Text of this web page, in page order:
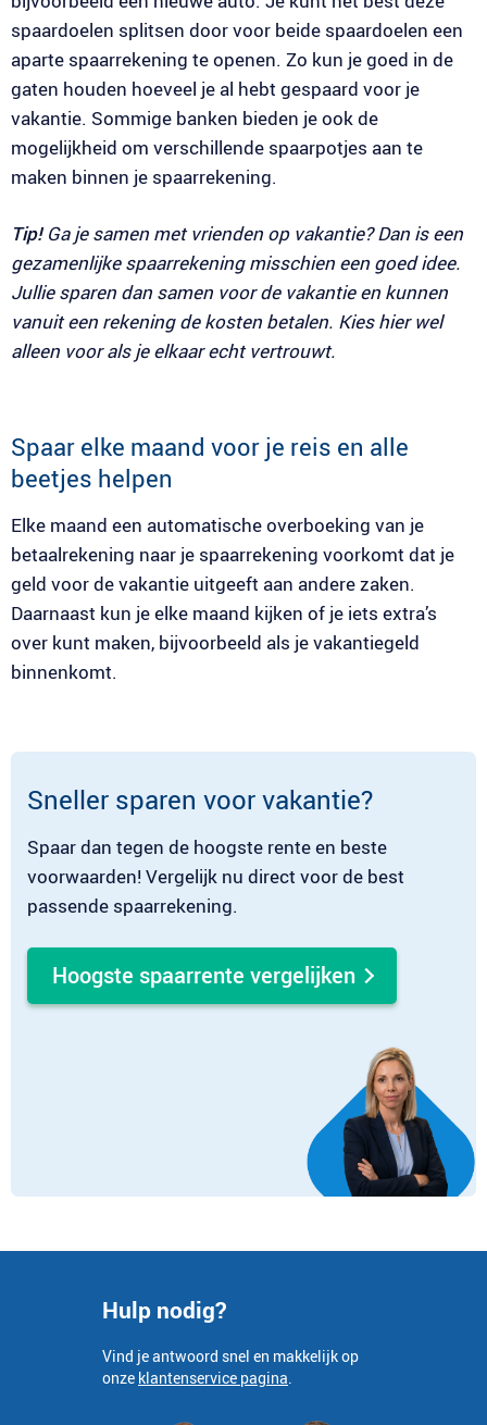
spaardoelen splitsen door voor beide spaardoelen een
aparte spaarrekening te openen. Zo kun je goed in de
gaten houden hoeveel je al hebt gespaard voor je
vakantie. Sommige banken bieden je ook de
mogelijkheid om verschillende spaarpotjes aan te
maken binnen je spaarrekening.
Tip!Ga je samen met vrienden op vakantie? Dan is een
gezamenlijke spaarrekening misschien een goed idee.
Jullie sparen dan samen voor de vakantie en kunnen
vanuit een rekening de kosten betalen. Kies hier wel
alleen voor als je elkaar echt vertrouwt.
Spaar elke maand voor je reis en alle
beetjes helpen
Elke maand een automatische overboeking van je
betaalrekening naar je spaarrekening voorkomt dat je
geld voor de vakantie uitgeeft aan andere zaken.
Daarnaast kun je elke maand kijken of je iets extra’s
over kunt maken, bijvoorbeeld als je vakantiegeld
binnenkomt.
Sneller sparen voor vakantie?
Spaar dan tegen de hoogste rente en beste
voorwaarden! Vergelijk nu direct voor de best
passende spaarrekening.
Hoogste spaarrente vergelijken
Hulp nodig?
Vind je antwoord snel en makkelijk op
onze klantenservice pagina